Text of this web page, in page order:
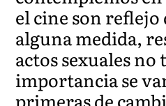
el cine son reflejo
alguna medida,
actos sexuales
importancia se
primeras de